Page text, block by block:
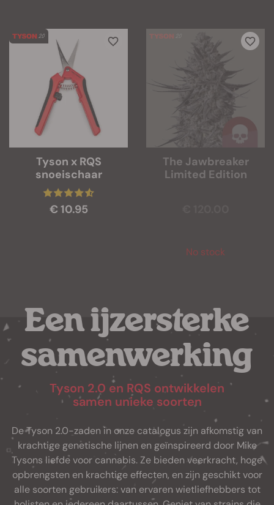
Tyson x RQS
snoeischaar
€ 10.95
The Jawbreaker
Limited Edition
No stock
Een ijzersterke
samenwerking
Tyson 2.0 en RQS ontwikkelen
samen unieke soorten
De Tyson 2.0-zaden in onze catalogus zijn afkomstig van
krachtige genetische lijnen en geïnspireerd door Mike
Tysons liefde voor cannabis. Ze bieden veerkracht, hoge
opbrengsten en krachtige effecten, en zijn geschikt voor
alle soorten gebruikers: van ervaren wietliefhebbers tot